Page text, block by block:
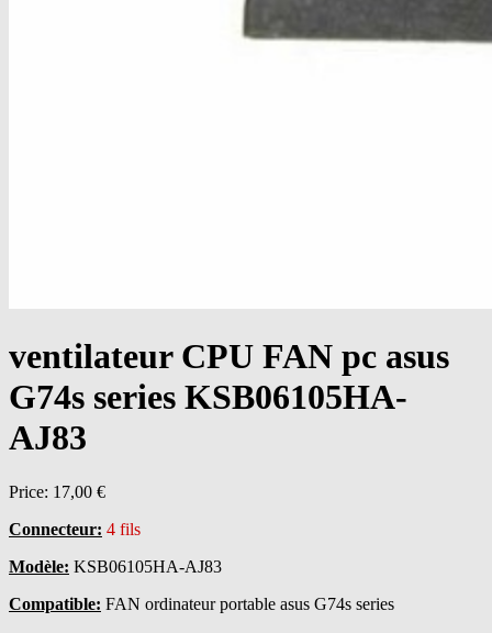
ventilateur CPU FAN pc asus
G74s series KSB06105HA-
AJ83
Price: 17,00 €
Connecteur: 4 fils
Modèle: KSB06105HA-AJ83
Compatible: FAN ordinateur portable asus G74s series